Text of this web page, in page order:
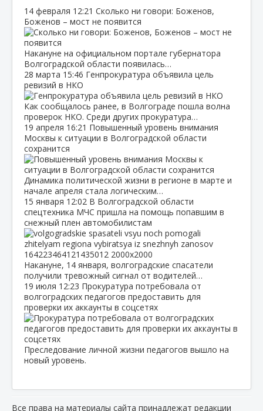
14 февраля 12:21 Сколько ни говори: Боженов,
Боженов – мост не появится
Накануне на официальном портале губернатора
Волгоградской области появилась…
28 марта 15:46 Генпрокуратура объявила цель
ревизий в НКО
Как сообщалось ранее, в Волгограде пошла волна
проверок НКО. Среди других прокуратура…
19 апреля 16:21 Повышенный уровень внимания
Москвы к ситуации в Волгоградской области
сохранится
Динамика политической жизни в регионе в марте и
начале апреля стала логическим…
15 января 12:02 В Волгоградской области
спецтехника МЧС пришла на помощь попавшим в
снежный плен автомобилистам
Накануне, 14 января, волгоградские спасатели
получили тревожный сигнал от водителей…
19 июля 12:23 Прокуратура потребовала от
волгоградских педагогов предоставить для
проверки их аккаунты в соцсетях
Преследование личной жизни педагогов вышло на
новый уровень.
Все права на материалы сайта принадлежат редакции